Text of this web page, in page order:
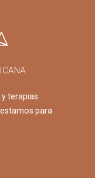
terapias
para